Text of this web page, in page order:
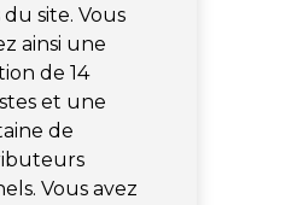
site. Vous
ainsi une
de 14
et une
de
Vous avez